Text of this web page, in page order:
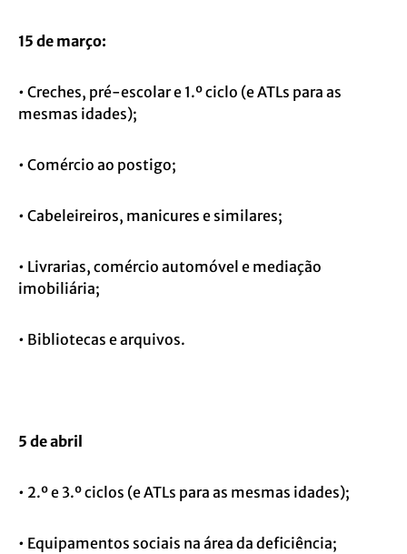
15 de março:
• Creches, pré-escolar e 1.º ciclo (e ATLs para as
mesmas idades);
• Comércio ao postigo;
• Cabeleireiros, manicures e similares;
• Livrarias, comércio automóvel e mediação
imobiliária;
• Bibliotecas e arquivos.
5 de abril
• 2.º e 3.º ciclos (e ATLs para as mesmas idades);
• Equipamentos sociais na área da deficiência;